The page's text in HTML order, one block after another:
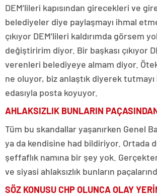
DEM’lileri kapısından girecekleri ve
belediyeler diye paylaşmayı ihmal
çıkıyor DEM’lileri kaldırımda görsem
değiştiririm diyor. Bir başkası çıkıyor
verenleri belediyeye almam diyor.
ne oluyor, biz anlaştık diyerek
edasıyla posta koyuyor.
AHLAKSIZLIK BUNLARIN
Tüm bu skandallar yaşanırken Genel
ya da kendisine had bildiriyor. Ortada
şeffaflık namına bir şey yok.
ve siyasi ahlaksızlık bunların
SÖZ KONUSU CHP OLUNCA OLAY